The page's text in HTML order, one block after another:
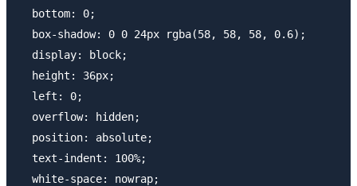
  bottom: 0;
  box-shadow: 0 0 24px rgba(58, 58, 58, 0.6);
  display: block;
  height: 36px;
  left: 0;
  overflow: hidden;
  position: absolute;
  text-indent: 100%;
  white-space: nowrap;